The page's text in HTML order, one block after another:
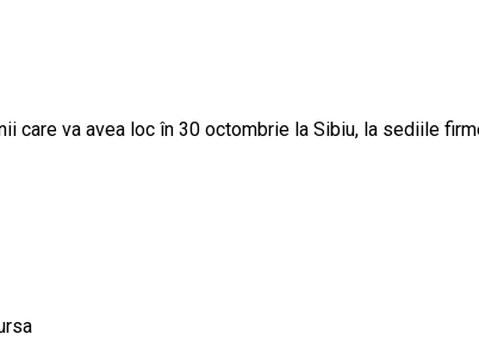
care va avea loc în 30 octombrie la Sibiu, la sediile